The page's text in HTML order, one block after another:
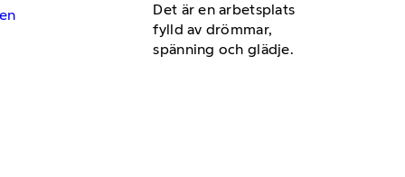
Det är en arbetsplats
fylld av drömmar,
spänning och glädje.